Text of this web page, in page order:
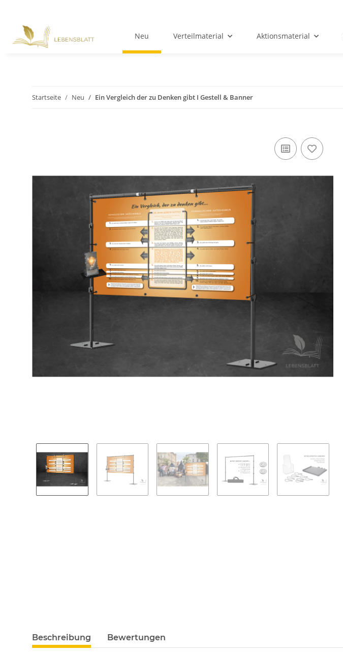
Neu Verteilmaterial Aktionsmaterial
Startseite Neu Ein Vergleich der zu Denken gibt I Gestell & Banner
Beschreibung Bewertungen